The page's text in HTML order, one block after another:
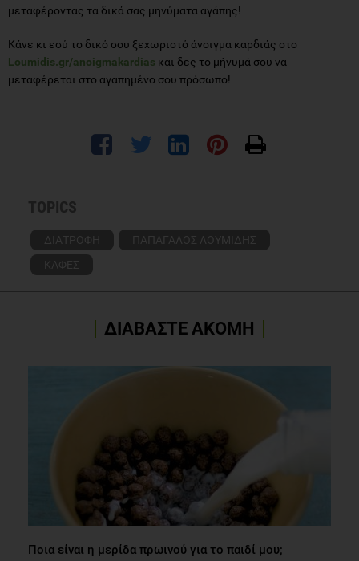
μεταφέροντας τα δικά σας μηνύματα αγάπης!
Κάνε κι εσύ το δικό σου ξεχωριστό άνοιγμα καρδιάς στο
Loumidis.gr/anoigmakardias και δες το μήνυμά σου να
μεταφέρεται στο αγαπημένο σου πρόσωπο!
TOPICS
ΔΙΑΤΡΟΦΗ
ΠΑΠΑΓΑΛΟΣ ΛΟΥΜΙΔΗΣ
ΚΑΦΕΣ
ΔΙΑΒΑΣΤΕ ΑΚΟΜΗ
Ποια είναι η μερίδα πρωινού για το παιδί μου;